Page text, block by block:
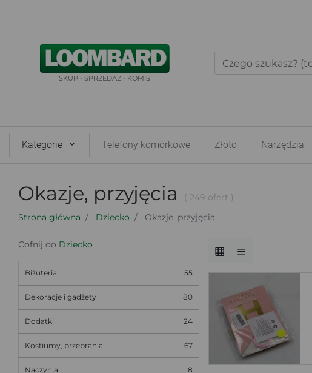
SKUP - SPRZEDAŻ - KOMIS
Kategorie Telefony komórkowe Złoto Narzędzia
Okazje, przyjęcia
( 249 ofert )
Strona główna
Dziecko Okazje, przyjęcia
Cofnij do Dziecko
Biżuteria 55
Dekoracje i gadżety 80
Dodatki 24
Kostiumy, przebrania 67
Naczynia 8